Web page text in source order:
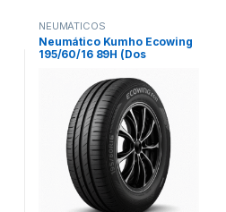
NEUMÁTICOS
Neumático Kumho Ecowing
195/60/16 89H (Dos